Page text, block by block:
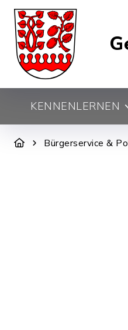
KENNENLERNEN
Bürgerservice &